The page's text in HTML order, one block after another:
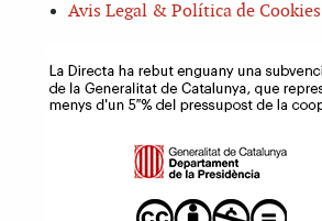
Avis Legal & Política de Cookies